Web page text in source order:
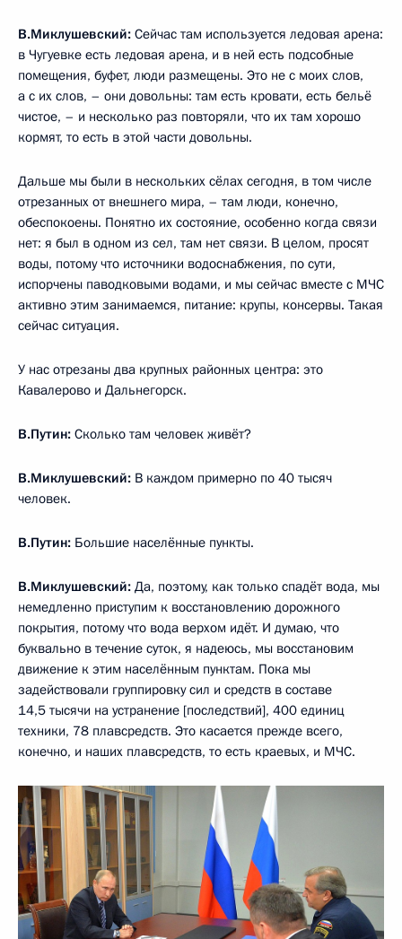
В.Миклушевский: Сейчас там используется ледовая арена:
в Чугуевке есть ледовая арена, и в ней есть подсобные
помещения, буфет, люди размещены. Это не с моих слов,
а с их слов, – они довольны: там есть кровати, есть бельё
чистое, – и несколько раз повторяли, что их там хорошо
кормят, то есть в этой части довольны.
Дальше мы были в нескольких сёлах сегодня, в том числе
отрезанных от внешнего мира, – там люди, конечно,
обеспокоены. Понятно их состояние, особенно когда связи
нет: я был в одном из сел, там нет связи. В целом, просят
воды, потому что источники водоснабжения, по сути,
испорчены паводковыми водами, и мы сейчас вместе с МЧС
активно этим занимаемся, питание: крупы, консервы. Такая
сейчас ситуация.
У нас отрезаны два крупных районных центра: это
Кавалерово и Дальнегорск.
В.Путин: Сколько там человек живёт?
В.Миклушевский: В каждом примерно по 40 тысяч
человек.
В.Путин: Большие населённые пункты.
В.Миклушевский: Да, поэтому, как только спадёт вода, мы
немедленно приступим к восстановлению дорожного
покрытия, потому что вода верхом идёт. И думаю, что
буквально в течение суток, я надеюсь, мы восстановим
движение к этим населённым пунктам. Пока мы
задействовали группировку сил и средств в составе
14,5 тысячи на устранение [последствий], 400 единиц
техники, 78 плавсредств. Это касается прежде всего,
конечно, и наших плавсредств, то есть краевых, и МЧС.